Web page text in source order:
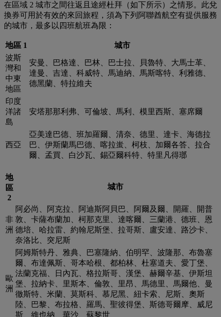
在區域 2 城市之間往返且途經杜拜（如下所示）之情形。此兌
換券可用於有效的來回旅程，須為下列阿聯酋航空有提供服務
的城市，最多以四班航班為限：
地區 1
城市
波斯
灣和
中東
地區
安曼、巴格達、巴林、巴士拉、貝魯特、大馬士革、
達曼、吉達、科威特、馬迪納、馬斯喀特、利雅德、
德黑蘭、特拉維夫
印度
洋諸
島
安塔那那利弗、可倫坡、馬利、模里西斯、塞席爾
西亞
亞美達巴德、班加羅爾、清奈、德里、達卡、海德拉
巴、伊斯蘭馬巴德、喀拉蚩、柯枝、加爾各答、拉合
爾、孟買、白沙瓦、錫亞爾科特、特里凡得瑯
地
區
2
城市
非
洲
阿必尚、阿克拉、阿迪斯阿貝巴、阿爾及爾、開羅、開普
敦、卡薩布蘭加、柯那克里、達喀爾、三蘭港、德班、恩
德培、哈拉雷、約翰尼斯堡、拉哥斯、盧安達、路沙卡、
奈洛比、突尼斯
歐
洲
阿姆斯特丹、雅典、巴塞隆納、伯明罕、波隆那、布魯塞
爾、布達佩斯、哥本哈根、都柏林、杜塞道夫、愛丁堡、
法蘭克福、日內瓦、格拉斯哥、漢堡、赫爾辛基、伊斯坦
堡、拉納卡、里斯本、倫敦、里昂、馬德里、馬爾他、曼
徹斯特、米蘭、莫斯科、慕尼黑、紐卡索、尼斯、奧斯
陸、巴黎、布拉格、羅馬、聖彼得堡、斯德哥爾摩、威尼
斯、維也納、華沙、蘇黎世